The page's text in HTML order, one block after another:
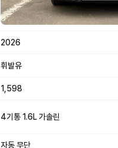
2026
휘발유
1,598
4기통 1.6L 가솔린
자동 무단